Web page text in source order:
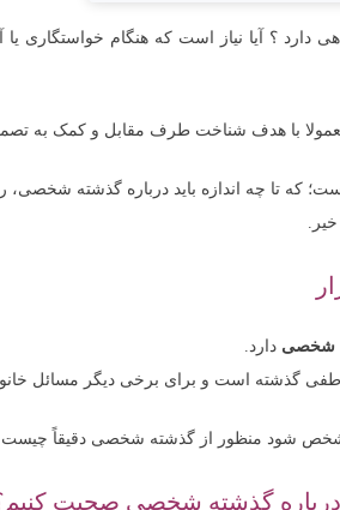
دارد ؟ آیا نیاز است که هنگام خواستگاری
با هدف شناخت طرف مقابل و کمک به
که تا چه اندازه باید درباره گذشته
شخصی دارد.
گذشته است و برای برخی دیگر مسائل
شود منظور از گذشته شخصی دقیقاً چیست
درباره گذشته شخصی صحبت